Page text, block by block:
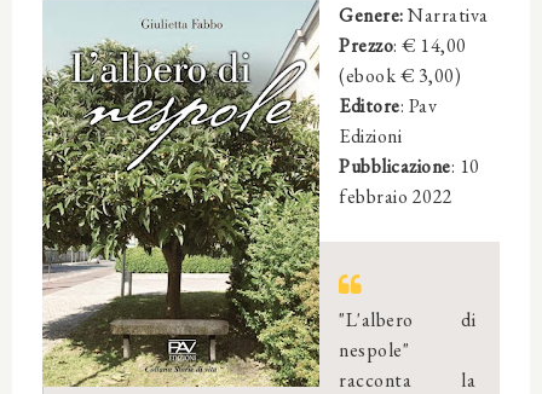
Genere:Narrativa
Prezzo: € 14,00
(ebook € 3,00)
Editore: Pav
Edizioni
Pubblicazione: 10
febbraio 2022
"L'albero di
nespole"
racconta la